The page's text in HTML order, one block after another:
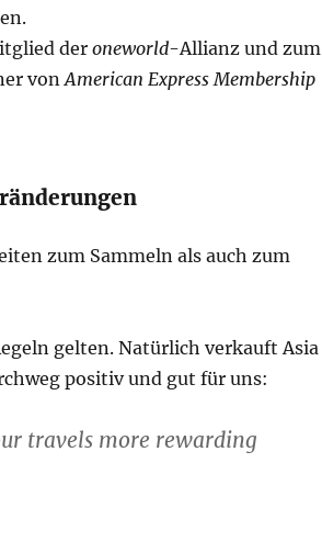
deroneworld-Allianz und zum
von American Express Membership
zum Sammeln als auch zum
gelten. Natürlich verkauft Asia
positiv und gut für uns:
travels more rewarding